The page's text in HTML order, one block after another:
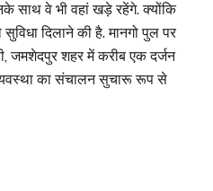
साथ वे भी वहां खड़े रहेंगे. क्योंकि
दिलाने की है. मानगो पुल पर
जमशेदपुर शहर में करीब एक दर्जन
का संचालन सुचारू रूप से